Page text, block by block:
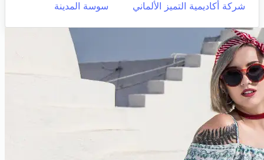
شركة أكاديمية التميز الألماني
سوسة المدينة